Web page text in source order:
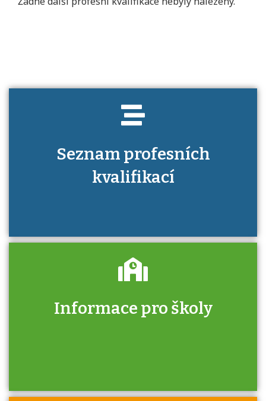
Seznam profesních
kvalifikací
Informace pro školy
Zjistěte, jak se přihlásit ke zkoušce a kde